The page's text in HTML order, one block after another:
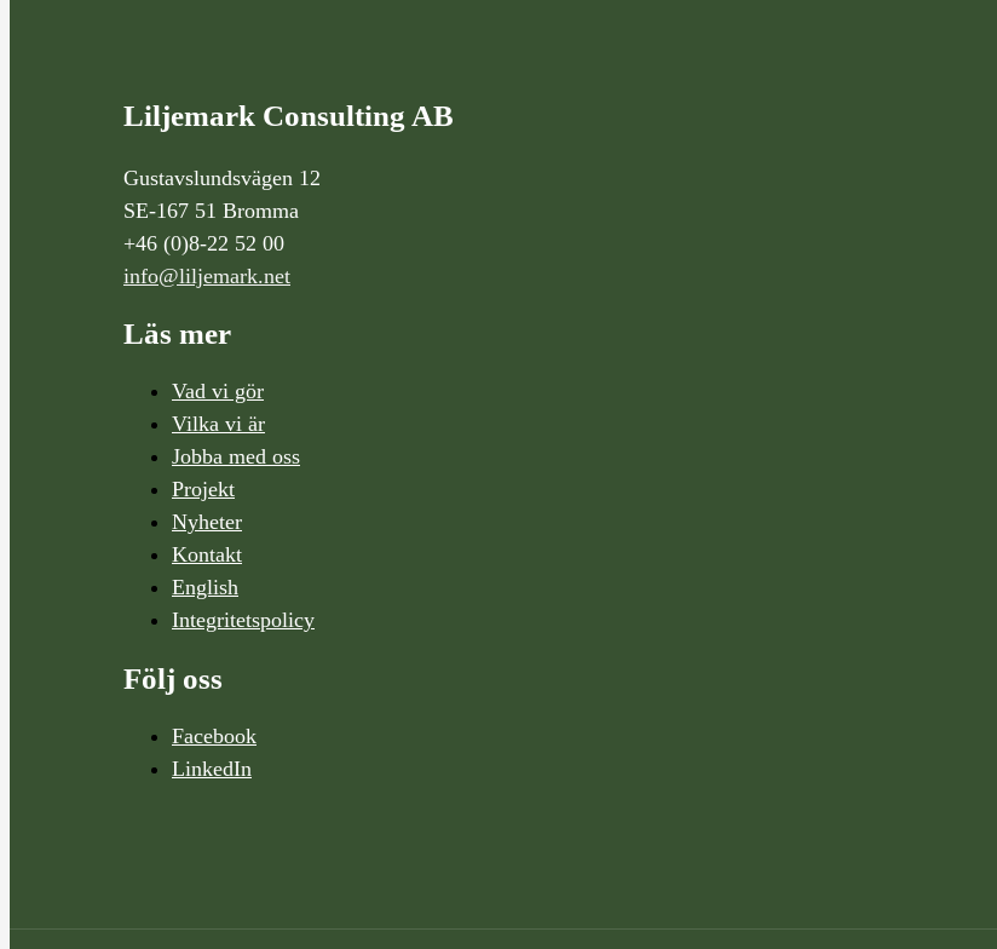
Liljemark Consulting AB
Gustavslundsvägen 12
SE-167 51 Bromma
+46 (0)8-22 52 00
info@liljemark.net
Läs mer
Vad vi gör
Vilka vi är
Jobba med oss
Projekt
Nyheter
Kontakt
English
Integritetspolicy
Följ oss
Facebook
LinkedIn